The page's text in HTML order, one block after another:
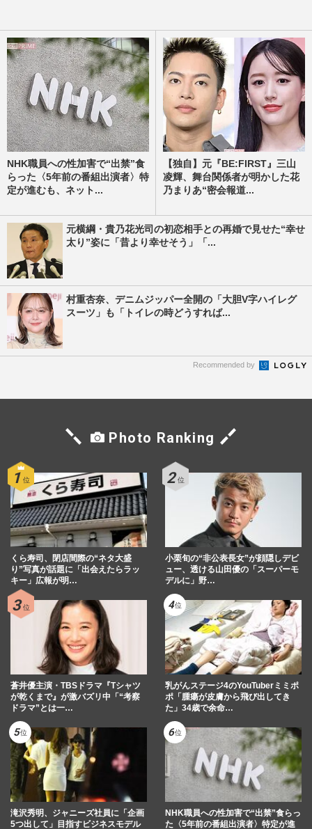
NHK職員への性加害で“出禁”食
らった〈5年前の番組出演者〉特
定が進むも、ネット...
【独自】元『BE:FIRST』三山
凌輝、舞台関係者が明かした花
乃まりあ“密会報道...
元横綱・貴乃花光司の初恋相手との再婚で見せた“幸せ
太り”姿に「昔より幸せそう」「...
村重杏奈、デニムジッパー全開の「大胆V字ハイレグ
スーツ」も「トイレの時どうすれば...
Recommended by
Photo Ranking
くら寿司、閉店間際の“ネタ大盛
り”写真が話題に「出会えたらラッ
キー」広報が明…
小栗旬の“非公表長女”が顔隠しデビ
ュー、透ける山田優の「スーパーモ
デルに」野…
蒼井優主演・TBSドラマ『Tシャツ
が乾くまで』が激バズリ中「“考察
ドラマ”とは一…
乳がんステージ4のYouTuberミミポ
ポ「腫瘍が皮膚から飛び出してき
た」34歳で余命…
滝沢秀明、ジャニーズ社員に「企画
5つ出して」目指すビジネスモデル
NHK職員への性加害で“出禁”食らっ
た〈5年前の番組出演者〉特定が進